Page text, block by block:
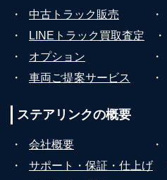
・ 中古トラック販売 ・
・
LINEトラック買取査定 ・
・
オプション ・
・
車両ご提案サービス ・
ステアリンクの概要
・ 会社概要 ・
・
サポート・保証・仕上げ